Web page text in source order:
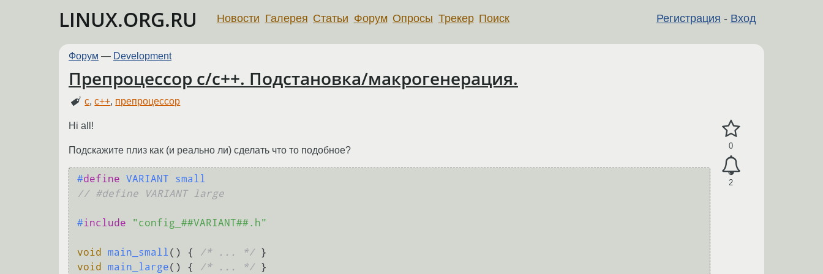
LINUX.ORG.RU Регистрация - Вход
Новости Галерея Статьи Форум Опросы Трекер Поиск
Форум — Development
Препроцессор c/c++. Подстановка/макрогенерация.
c,c++, препроцессор
0
2
Hi all!
Подскажите плиз как (и реально ли) сделать что то подобное?
#define VARIANT small
// #define
#include "config_##VARIANT##.h"
void main_small() { /* ... */
void
main_large() { /* ... */ }